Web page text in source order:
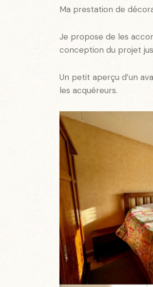
Ma prestation de
Je propose de les
conception du projet
Un petit aperçu d’un
les acquéreurs.